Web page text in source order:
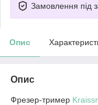
Замовлення під
Опис
Опис
Фрезер-тример